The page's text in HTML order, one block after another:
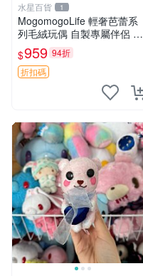
水星百貨 1
MogomogoLife 輕奢芭蕾系
列毛絨玩偶 自製專屬伴侶 帶
標牌全新成色 芭蕾系列 毛絨
玩偶 安撫玩具 新款上架
$959 94折
折扣碼